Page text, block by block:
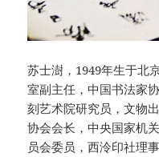
苏士澍，1949年生于北
室副主任，中国书法家
刻艺术院研究员，文物
协会会长，中央国家机
员会委员，西泠印社理